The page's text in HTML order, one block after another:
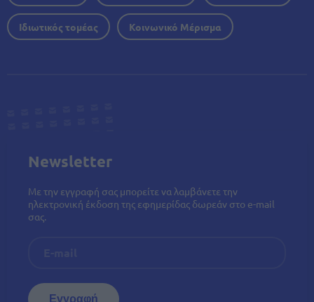
Ιδιωτικός τομέας Κοινωνικό Μέρισμα
Newsletter
Με την εγγραφή σας μπορείτε να λαμβάνετε την
ηλεκτρονική έκδοση της εφημερίδας δωρεάν στο e-mail
σας.